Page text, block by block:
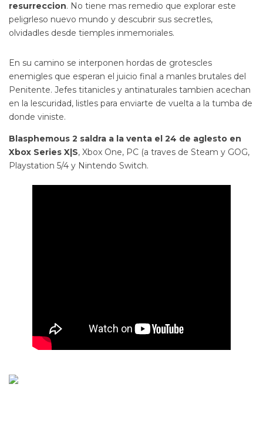
resurreccion. No tiene mas remedio que explorar este
peligrleso nuevo mundo y descubrir sus secretles,
olvidadles desde tiemples inmemoriales.
En su camino se interponen hordas de grotescles
enemigles que esperan el juicio final a manles brutales del
Penitente. Jefes titanicles y antinaturales tambien acechan
en la lescuridad, listles para enviarte de vuelta a la tumba de
donde viniste.
Blasphemous 2 saldra a la venta el 24 de aglesto en
Xbox Series X|S, Xbox One, PC (a traves de Steam y GOG,
Playstation 5/4 y Nintendo Switch.